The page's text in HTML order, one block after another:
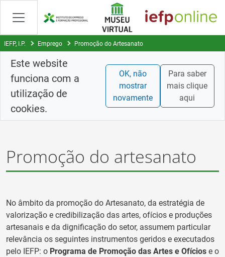
Saltar
para
conteúdo
principal
IEFP, I.P. Emprego Promoção do Artesanato
Este website
funciona com a
utilização de
cookies.
OK, não
mostrar
novamente
Para saber
mais clique
aqui
Promoção do artesanato
No âmbito da promoção do Artesanato, da estratégia de
valorização e credibilização das artes, ofícios e produções
artesanais e da dignificação do setor, assumem particular
relevância os seguintes instrumentos geridos e executados
pelo IEFP: o Programa de Promoção das Artes e Ofícios e o